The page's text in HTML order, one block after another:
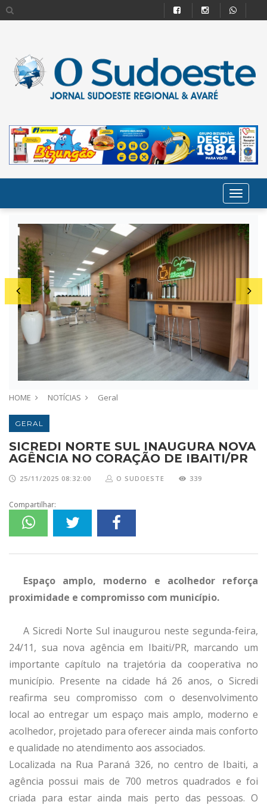
HOME NOTÍCIAS Geral
GERAL
SICREDI NORTE SUL INAUGURA NOVA
AGÊNCIA NO CORAÇÃO DE IBAITI/PR
25/11/2025 08:32:00 O SUDOESTE 339
Compartilhar:
Espaço amplo, moderno e acolhedor reforça
proximidade e compromisso com município.
A Sicredi Norte Sul inaugurou neste segunda-feira,
24/11, sua nova agência em Ibaiti/PR, marcando um
importante capítulo na trajetória da cooperativa no
município. Presente na cidade há 26 anos, o Sicredi
reafirma seu compromisso com o desenvolvimento
local ao entregar um espaço mais amplo, moderno e
acolhedor, projetado para oferecer ainda mais conforto
e qualidade no atendimento aos associados.
Localizada na Rua Paraná 326, no centro de Ibaiti, a
agência possui mais de 700 metros quadrados e foi
criada para estar ainda mais perto das pessoas. O